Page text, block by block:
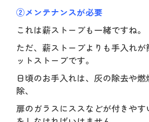
②メンテナンスが必要
これは薪ストーブも一緒ですね。
ただ、薪ストーブよりも手入れ
ットストーブです。
日頃のお手入れは、灰の除去や
除、
扉のガラスにススなどが付きや